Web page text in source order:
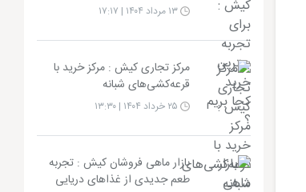
۱۳ مرداد ۱۴۰۴ | ۱۷:۱۷
مرکز تجاری کیش : مرکز خرید با
قرعه‌کشی‌های شبانه
بازار ماهی فروشان کیش : تجربه
طعم جدیدی از غذاهای دریایی